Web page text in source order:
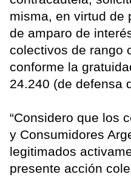
misma, en virtud de
de amparo de
colectivos de rango
conforme la
24.240 (de defensa
“Considero que los
y Consumidores
legitimados
presente acción